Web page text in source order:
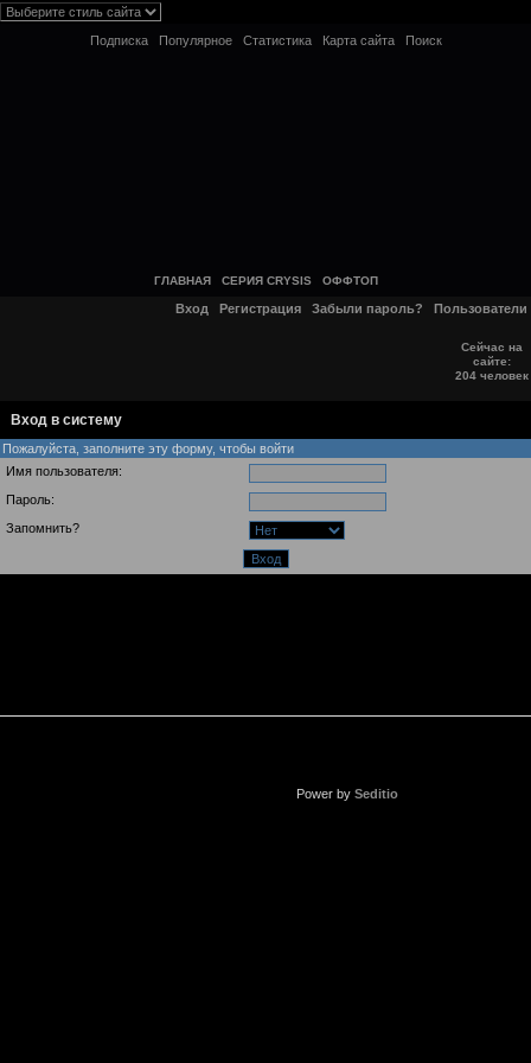
Подписка Популярное Статистика Карта сайта Поиск
ГЛАВНАЯ СЕРИЯ CRYSIS ОФФТОП
Вход Регистрация Забыли пароль? Пользователи
Сейчас на
сайте:
204 человек
Вход в систему
Пожалуйста, заполните эту форму, чтобы войти
Имя пользователя:
Пароль:
Запомнить?
Power by Seditio